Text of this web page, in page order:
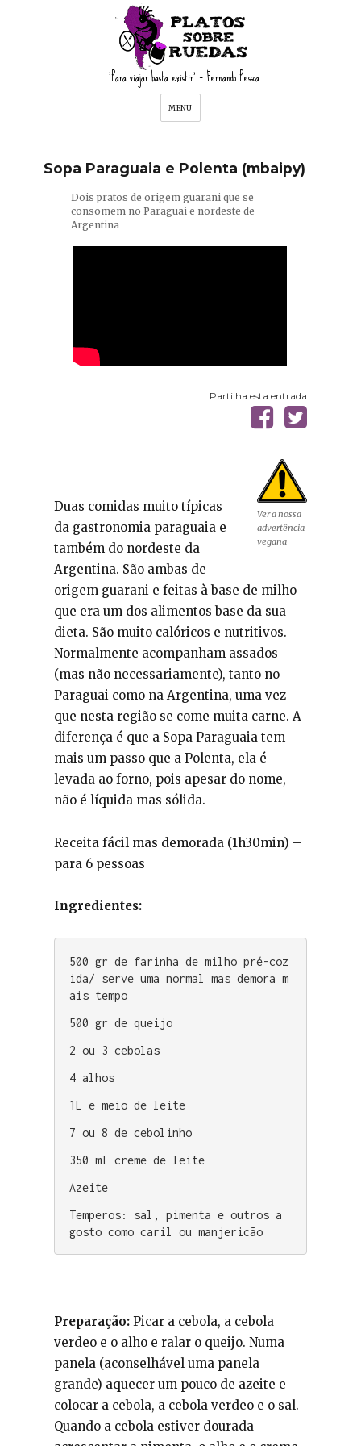
MENU
'Para viajar basta existir' – Fernando Pessoa
Sopa Paraguaia e Polenta (mbaipy)
Dois pratos de origem guarani que se
consomem no Paraguai e nordeste de
Argentina
Partilha esta entrada
Ver a nossa
advertência
vegana
Duas comidas muito típicas
da gastronomia paraguaia e
também do nordeste da
Argentina. São ambas de
origem guarani e feitas à base de milho
que era um dos alimentos base da sua
dieta. São muito calóricos e nutritivos.
Normalmente acompanham assados
(mas não necessariamente), tanto no
Paraguai como na Argentina, uma vez
que nesta região se come muita carne. A
diferença é que a Sopa Paraguaia tem
mais um passo que a Polenta, ela é
levada ao forno, pois apesar do nome,
não é líquida mas sólida.
Receita fácil mas demorada (1h30min) –
para 6 pessoas
Ingredientes:
500 gr de farinha de milho pré-coz
ida/ serve uma normal mas demora m
ais tempo
500 gr de queijo
2 ou 3 cebolas
4 alhos
1L e meio de leite
7 ou 8 de cebolinho
350 ml creme de leite
Azeite
Temperos: sal, pimenta e outros a
gosto como caril ou manjericão
Preparação: Picar a cebola, a cebola
verdeo e o alho e ralar o queijo. Numa
panela (aconselhável uma panela
grande) aquecer um pouco de azeite e
colocar a cebola, a cebola verdeo e o sal.
Quando a cebola estiver dourada